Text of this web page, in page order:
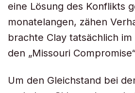
eine Lösung des Konflikts
monatelangen, zähen
brachte Clay tatsächlich im
den „Missouri
Um den Gleichstand bei